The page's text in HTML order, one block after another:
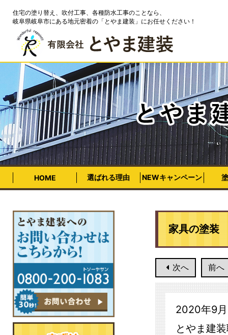
住宅の塗り替え、吹付工事、各種防水工事のことなら、
岐阜県岐阜市にある地元密着の「とやま建装」にお任せください！
HOME 選ばれる理由 NEWキャンペーン
家具の塗装
次へ 前へ
2020年9
とやま建